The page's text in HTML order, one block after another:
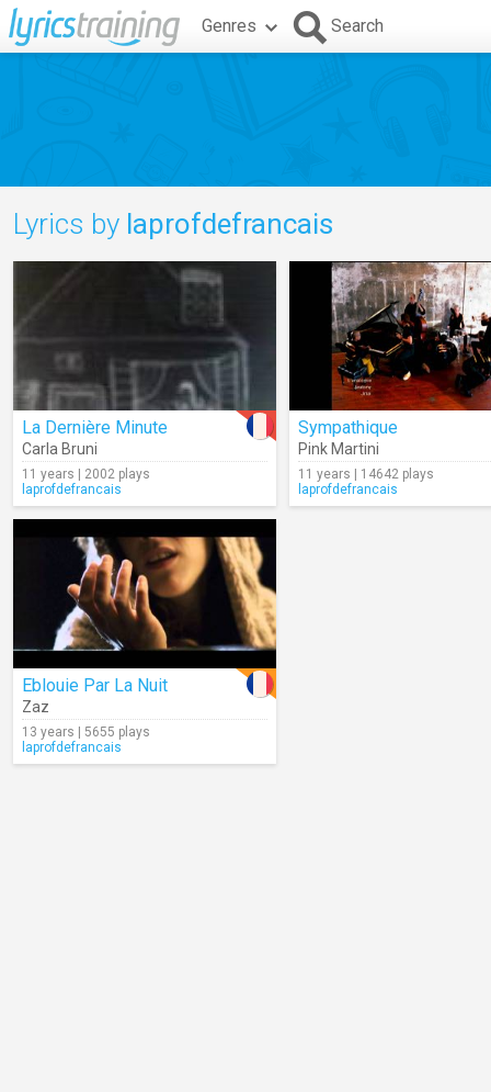
Genres Search
Lyrics by laprofdefrancais
La Dernière Minute
Carla Bruni
11 years | 2002 plays
laprofdefrancais
Sympathique
Pink Martini
11 years | 14642 plays
laprofdefrancais
Eblouie Par La Nuit
Zaz
13 years | 5655 plays
laprofdefrancais